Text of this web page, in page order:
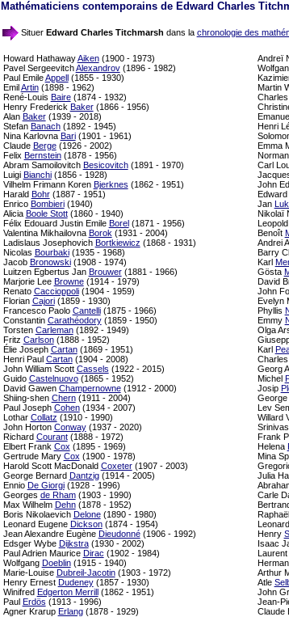
Mathématiciens contemporains de Edward Charles
Situer Edward Charles Titchmarsh dans la chronologie des
Howard HathawayAiken(1900 - 1973)
Pavel SergeevitchAlexandrov(1896 - 1982)
Paul EmileAppell(1855 - 1930)
EmilArtin(1898 - 1962)
René-Louis Baire(1874 - 1932)
Henry Frederick Baker(1866 - 1956)
Alan Baker(1939 - 2018)
Stefan Banach(1892 - 1945)
Nina Karlovna Bari(1901 - 1961)
Claude Berge(1926 - 2002)
Felix Bernstein(1878 - 1956)
Abram Samoilovitch Besicovitch(1891 - 1970)
Luigi Bianchi(1856 - 1928)
Vilhelm Frimann Koren Bjerknes (1862 - 1951)
Harald Bohr(1887 - 1951)
Enrico Bombieri(1940)
Alicia Boole Stott(1860 - 1940)
Félix Edouard Justin Emile Borel(1871 - 1956)
Valentina Mikhailovna Borok (1931 - 2004)
Ladislaus Josephovich Bortkiewicz (1868 - 1931)
Nicolas Bourbaki(1935 - 1968)
Jacob Bronowski(1908 - 1974)
Luitzen Egbertus Jan Brouwer(1881 - 1966)
Marjorie Lee Browne(1914 - 1979)
Renato Caccioppoli(1904 - 1959)
Florian Cajori(1859 - 1930)
Francesco Paolo Cantelli(1875 - 1966)
Constantin Carathéodory(1859 - 1950)
Torsten Carleman(1892 - 1949)
Fritz Carlson(1888 - 1952)
Élie Joseph Cartan(1869 - 1951)
Henri Paul Cartan(1904 - 2008)
John William Scott Cassels (1922 - 2015)
Guido Castelnuovo(1865 - 1952)
David Gawen Champernowne(1912 - 2000)
Shiing-shen Chern(1911 - 2004)
Paul Joseph Cohen(1934 - 2007)
Lothar Collatz (1910 - 1990)
John Horton Conway(1937 - 2020)
Richard Courant(1888 - 1972)
Elbert Frank Cox (1895 - 1969)
Gertrude Mary Cox (1900 - 1978)
Harold Scott MacDonald Coxeter(1907 - 2003)
George Bernard Dantzig(1914 - 2005)
Ennio De Giorgi(1928 - 1996)
Georges de Rham(1903 - 1990)
Max Wilhelm Dehn(1878 - 1952)
Boris Nikolaevich Delone(1890 - 1980)
Leonard Eugene Dickson(1874 - 1954)
Jean Alexandre Eugène Dieudonné(1906 - 1992)
Edsger Wybe Dijkstra(1930 - 2002)
Paul Adrien Maurice Dirac (1902 - 1984)
Wolfgang Doeblin(1915 - 1940)
Marie-Louise Dubreil-Jacotin(1903 - 1972)
Henry Ernest Dudeney(1857 - 1930)
Winifred Edgerton Merrill(1862 - 1951)
Paul Erdös (1913 - 1996)
Agner Krarup Erlang(1878 - 1929)
Andreï
Martin
Henri
Emma
Norman
Carl
John
Jan
Nikolaï
Leopold
Benoît
Andrei
Barry
Karl
Gösta
David
John
Evelyn
Phyllis
Emmy
Olga
Karl
Georg
Michel
Josip
George
Lev
Willard
Frank
Helena
Mina
Julia
Carle
Raphaël
Henry
Isaac
Laurent
Arthur
Atle
John
Jean-
Claude